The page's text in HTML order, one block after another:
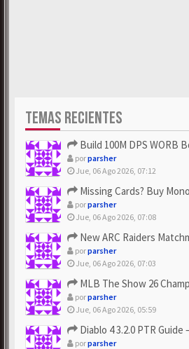
TEMAS RECIENTES
Build 100M DPS WORB Bomb
porparsher
Jue, 06 Ago 2026, 07:12
Missing Cards? Buy Monopoly Go
porparsher
Jue, 06 Ago 2026, 07:08
New ARC Raiders Matchmaking
porparsher
Jue, 06 Ago 2026, 07:03
MLB The Show 26 Championship
porparsher
Jue, 06 Ago 2026, 05:59
Diablo 4 3.2.0 PTR Guide – Get
porparsher